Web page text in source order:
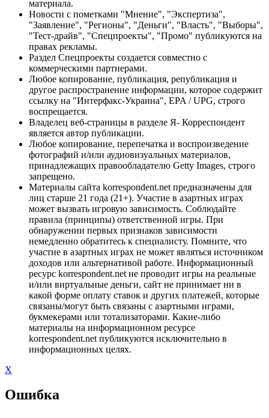
материала.
Новости с пометками "Мнение", "Экспертиза",
"Заявление", "Регионы", "Деньги", "Власть", "Выборы",
"Тест-драйв", "Спецпроекты", "Промо" публикуются на
правах рекламы.
Раздел Спецпроекты создается совместно с
коммерческими партнерами.
Любое копирование, публикация, републикация и
другое распространение информации, которое содержит
ссылку на "Интерфакс-Украина", EPA / UPG, строго
воспрещается.
Владелец веб-страницы в разделе Я- Корреспондент
является автор публикации.
Любое копирование, перепечатка и воспроизведение
фотографий и/или аудиовизуальных материалов,
принадлежащих правообладателю Getty Images, строго
запрещено.
Материалы сайта korrespondent.net предназначены для
лиц старше 21 года (21+). Участие в азартных играх
может вызвать игровую зависимость. Соблюдайте
правила (принципы) ответственной игры. При
обнаружении первых признаков зависимости
немедленно обратитесь к специалисту. Помните, что
участие в азартных играх не может являться источником
доходов или альтернативой работе. Информационный
ресурс korrespondent.net не проводит игры на реальные
и/или виртуальные деньги, сайт не принимает ни в
какой форме оплату ставок и других платежей, которые
связаны/могут быть связаны с азартными играми,
букмекерами или тотализаторами. Какие-либо
материалы на информационном ресурсе
korrespondent.net публикуются исключительно в
информационных целях.
X
Ошибка